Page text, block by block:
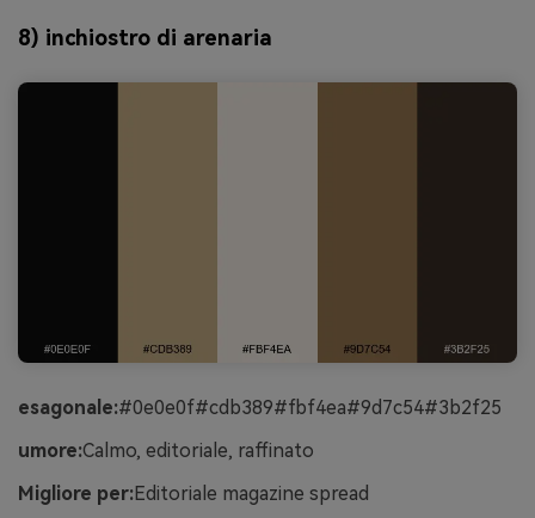
8) inchiostro di arenaria
esagonale:#0e0e0f#cdb389#fbf4ea#9d7c54#3b2f25
umore:Calmo, editoriale, raffinato
Migliore per:Editoriale magazine spread